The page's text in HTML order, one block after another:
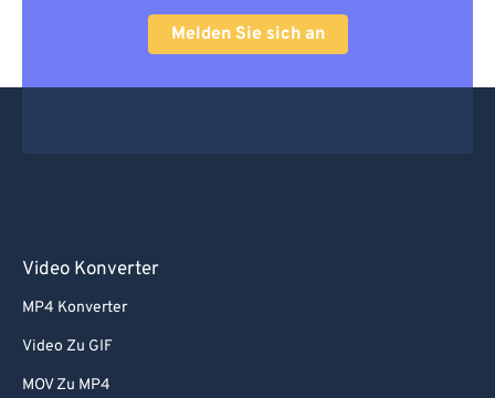
Melden Sie sich an
Video Konverter
MP4 Konverter
Video Zu GIF
MOV Zu MP4